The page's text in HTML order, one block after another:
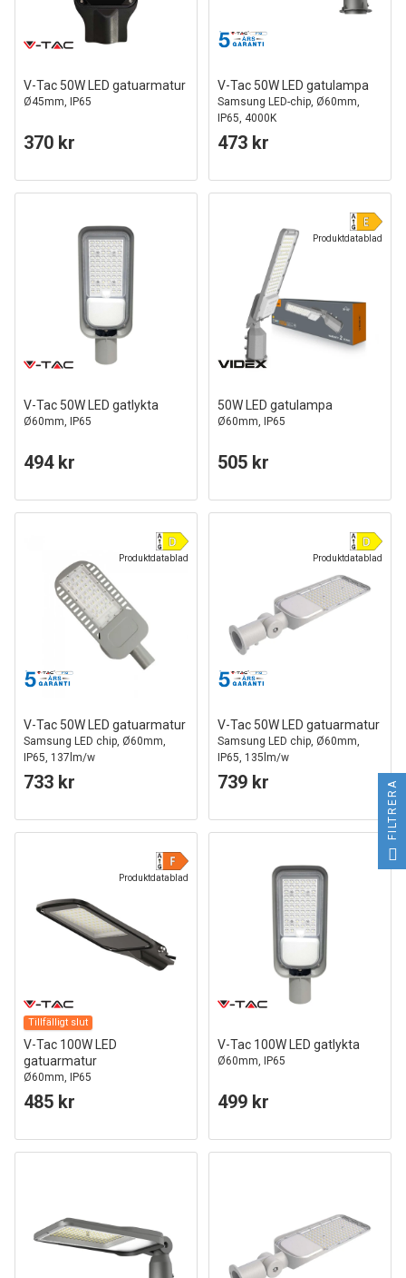
V-Tac 50W LED gatuarmatur
Ø45mm, IP65
370 kr
V-Tac 50W LED gatulampa
Samsung LED-chip, Ø60mm,
IP65, 4000K
473 kr
V-Tac 50W LED gatlykta
Ø60mm, IP65
494 kr
Produktdatablad
50W LED gatulampa
Ø60mm, IP65
505 kr
Produktdatablad
V-Tac 50W LED gatuarmatur
Samsung LED chip, Ø60mm,
IP65, 137lm/w
733 kr
Produktdatablad
V-Tac 50W LED gatuarmatur
Samsung LED chip, Ø60mm,
IP65, 135lm/w
739 kr
Produktdatablad
Tillfälligt slut
V-Tac 100W LED
gatuarmatur
Ø60mm, IP65
485 kr
V-Tac 100W LED gatlykta
Ø60mm, IP65
499 kr
FILTRERA